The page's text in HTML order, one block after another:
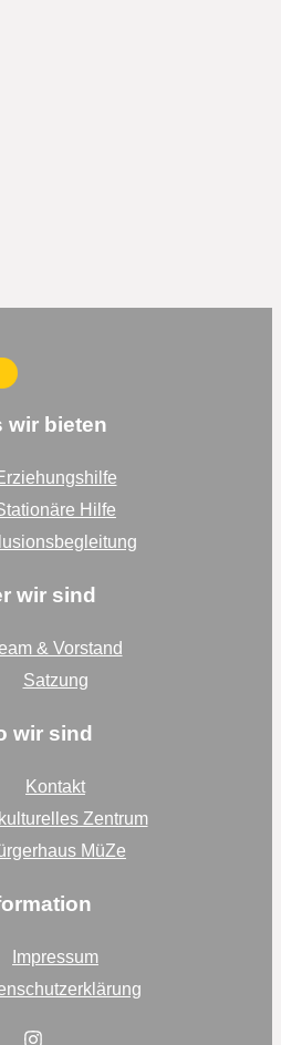
wir bieten
Hilfe
wir sind
& Vorstand
Satzung
wir sind
Kontakt
Zentrum
MüZe
Impressum